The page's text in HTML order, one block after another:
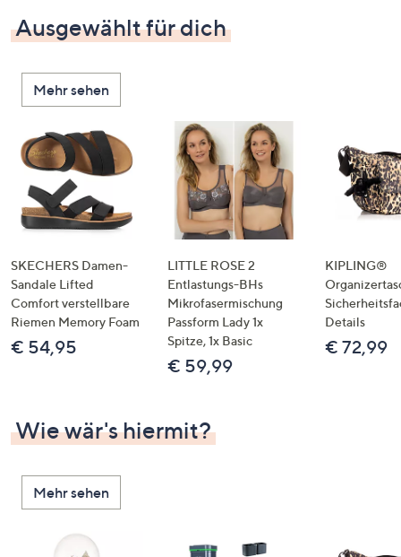
oben
und
nach
unten
oder
wischen
Sie
Touch-
Geräten
links
bzw.
rechts,
um
diese
Ausgewählt für dich
Mehr sehen
SKECHERS Damen-
Sandale Lifted
Comfort verstellbare
Riemen Memory Foam
€ 54,95
LITTLE ROSE 2
Entlastungs-BHs
Mikrofasermischung
Passform Lady 1x
Spitze, 1x Basic
€ 59,99
KIPLING®
Details
€ 72,99
Wie wär's hiermit?
Mehr sehen